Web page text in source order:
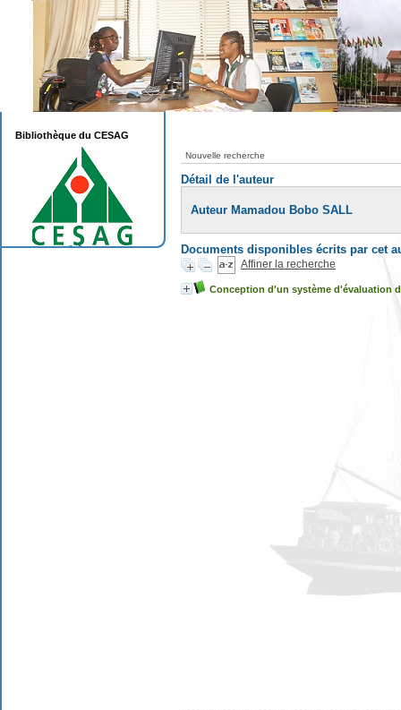
Nouvelle recherche
Détail de l'auteur
Auteur Mamadou Bobo SALL
Documents disponibles écrits par cet
Affiner la recherche
Conception d'un système d'évaluation
Bibliothèque du CESAG